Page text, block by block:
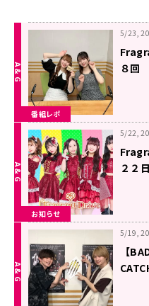
番組レポ
5/23,
８回
お知らせ
5/22,
２２
5/19,
【